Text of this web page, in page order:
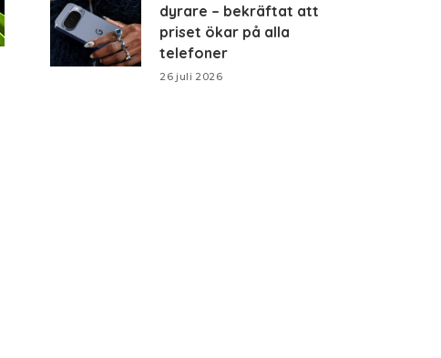
dyrare – bekräftat att
priset ökar på alla
telefoner
26 juli 2026